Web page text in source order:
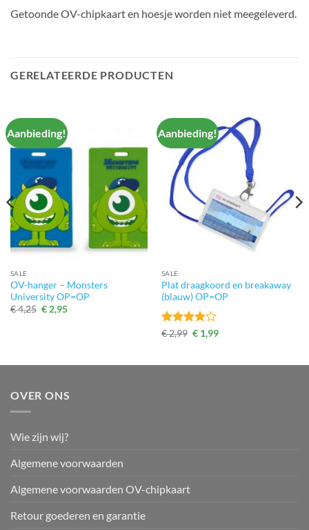
Getoonde OV-chipkaart en hoesje worden niet meegeleverd.
GERELATEERDE PRODUCTEN
Aanbieding!
SALE
OV-hanger – Monsters
University OP=OP
€4,25 Oorspronkelijke
prijs
€2,95Huidige
Aanbieding!
SALE
Plat draagkoord en breakaway
(blauw) OP=OP
Gewaardeerd
€2,99 Oorspronkelijke
prijs
€1,99Huidige
OVER ONS
Wie zijn wij?
Algemene voorwaarden
Algemene voorwaarden OV-chipkaart
Retour goederen en garantie